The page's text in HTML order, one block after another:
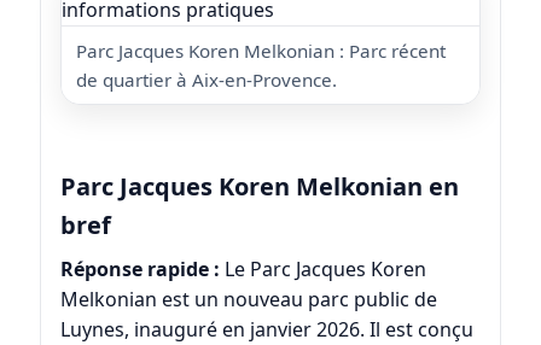
Parc Jacques Koren Melkonian : Parc récent
de quartier à Aix-en-Provence.
Parc Jacques Koren Melkonian en
bref
Réponse rapide : Le Parc Jacques Koren
Melkonian est un nouveau parc public de
Luynes, inauguré en janvier 2026. Il est conçu